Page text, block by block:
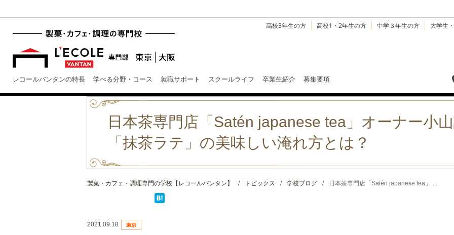
高校3年生の方 高校1・2年生の方 中学３年生の方 大学生
レコールバンタンの特長 学べる分野・コース 就職サポート スクールライフ 卒業生紹介 募集要項
日本茶専門店「Satén japanese tea」オーナー小
「抹茶ラテ」の美味しい淹れ方とは？
製菓・カフェ・調理専門の学校【レコールバンタン】 / トピックス / 学校ブログ / 日本茶専門店「Satén japanese tea」 ...
2021.09.18